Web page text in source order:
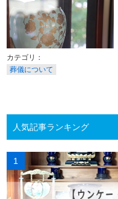
葬儀について
人気記事ランキング